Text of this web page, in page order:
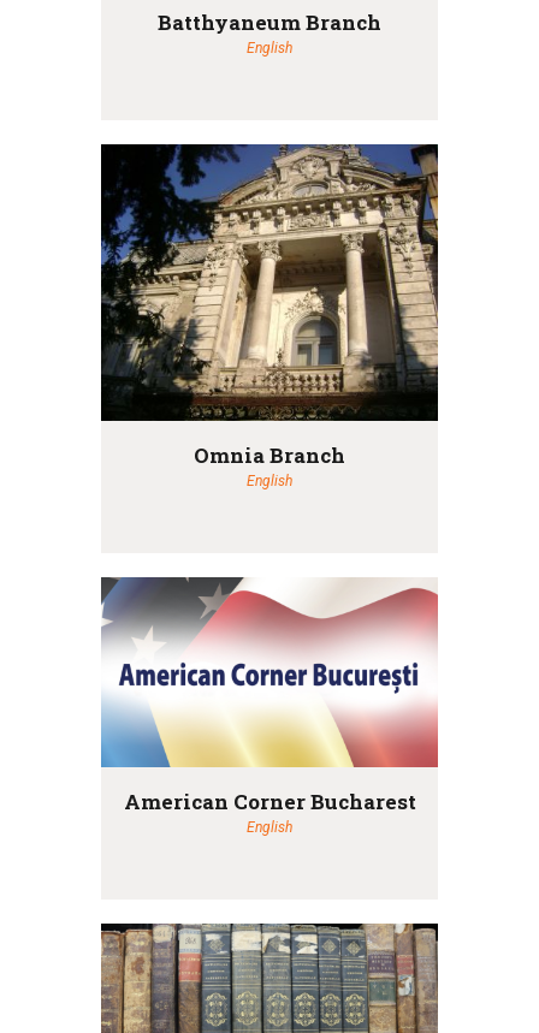
Batthyaneum Branch
English
Omnia Branch
English
American Corner Bucharest
English